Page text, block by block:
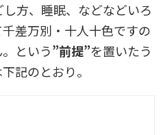
方、睡眠、などなどいろ
差万別・十人十色ですの
という”前提”を置いたう
記のとおり。